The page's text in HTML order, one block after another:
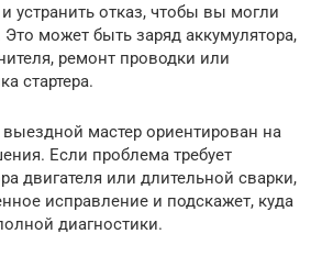
устранить отказ, чтобы вы могли
Это может быть заряд аккумулятора,
ремонт проводки или
стартера.
мастер ориентирован на
Если проблема требует
двигателя или длительной сварки,
исправление и подскажет, куда
диагностики.